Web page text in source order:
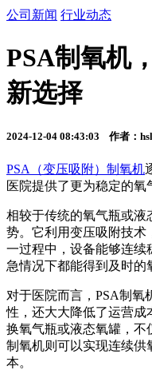
公司新闻 行业动态
PSA制氧机
新选择
2024-12-04 08:43:03 作者：
PSA（变压吸附）制氧机
医院提供了更为稳定的氧
相较于传统的氧气瓶或液
势。它利用变压吸附技术
一过程中，设备能够连续
急情况下都能得到及时的
对于医院而言，PSA制氧
性，还大大降低了运营成
换氧气瓶或液态氧罐，不
制氧机则可以实现连续供
本。